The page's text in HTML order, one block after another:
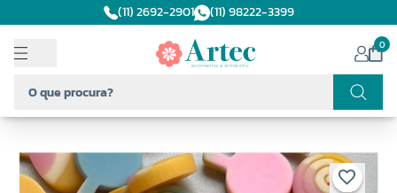
(11) 2692-2901 (11) 98222-3399
0